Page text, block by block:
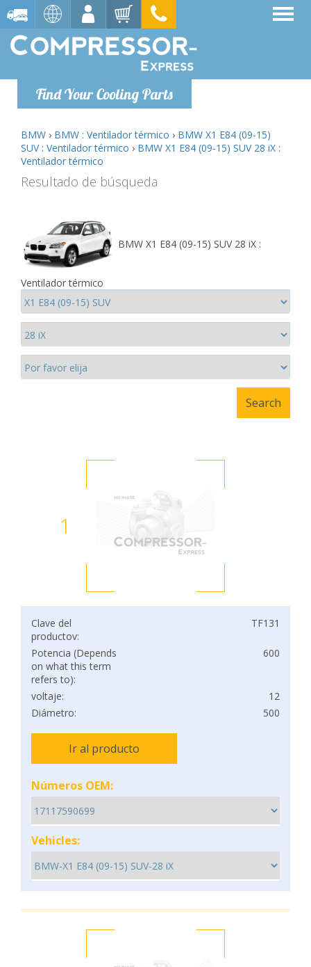
Find Your Cooling Parts
BMW › BMW : Ventilador térmico › BMW X1 E84 (09-15)
SUV : Ventilador térmico › BMW X1 E84 (09-15) SUV 28 iX :
Ventilador térmico
Resultado de búsqueda
BMW X1 E84 (09-15) SUV 28 iX :
Ventilador térmico
1
Clave del
productov:
TF131
Potencia (Depends
on what this term
refers to):
600
voltaje:
12
Diámetro:
500
Ir al producto
Números OEM:
Vehicles: